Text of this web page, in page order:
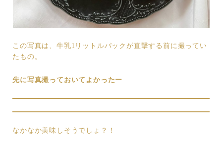
この写真は、牛乳1リットルパックが直撃する前に撮ってい
たもの。
先に写真撮っておいてよかったー
なかなか美味しそうでしょ？！